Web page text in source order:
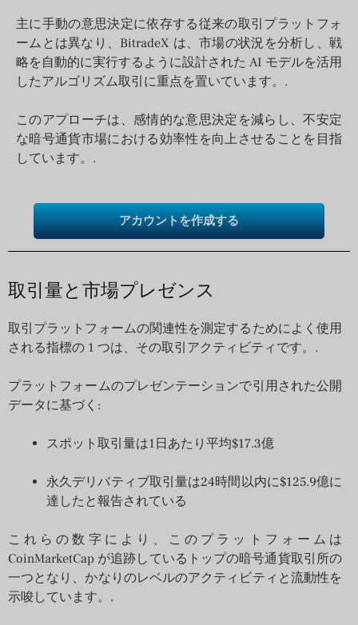
主に手動の意思決定に依存する従来の取引プラットフォ
ームとは異なり、BitradeX は、市場の状況を分析し、戦
略を自動的に実行するように設計された AI モデルを活用
したアルゴリズム取引に重点を置いています。.
このアプローチは、感情的な意思決定を減らし、不安定
な暗号通貨市場における効率性を向上させることを目指
しています。.
アカウントを作成する
取引量と市場プレゼンス
取引プラットフォームの関連性を測定するためによく使用
される指標の 1 つは、その取引アクティビティです。.
プラットフォームのプレゼンテーションで引用された公開
データに基づく:
スポット取引量は1日あたり平均$17.3億
永久デリバティブ取引量は24時間以内に$125.9億に
達したと報告されている
これらの数字により、このプラットフォームは
CoinMarketCap が追跡しているトップの暗号通貨取引所の
一つとなり、かなりのレベルのアクティビティと流動性を
示唆しています。.